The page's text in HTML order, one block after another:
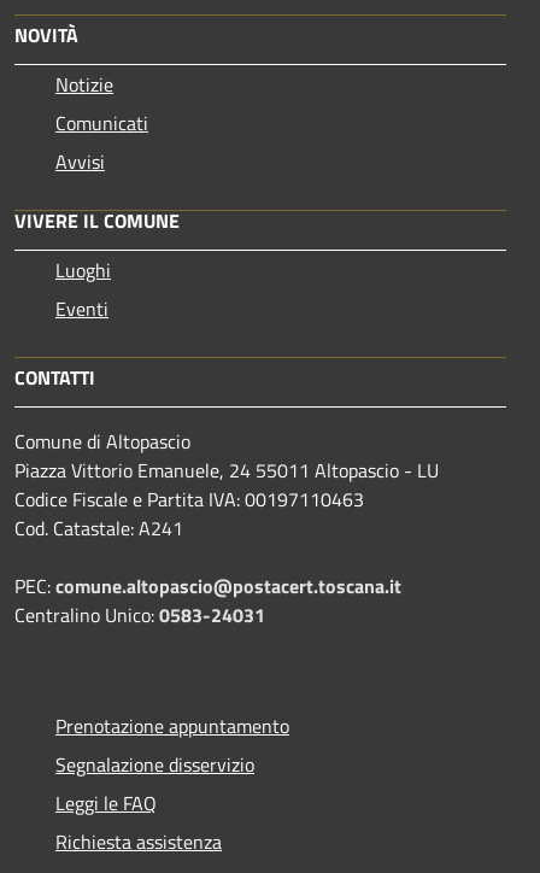
NOVITÀ
Notizie
Comunicati
Avvisi
VIVERE IL COMUNE
Luoghi
Eventi
CONTATTI
Comune di Altopascio
Piazza Vittorio Emanuele, 24 55011 Altopascio - LU
Codice Fiscale e Partita IVA: 00197110463
Cod. Catastale: A241
PEC:comune.altopascio@postacert.toscana.it
Centralino Unico:0583-24031
Prenotazione appuntamento
Segnalazione disservizio
Leggi le FAQ
Richiesta assistenza